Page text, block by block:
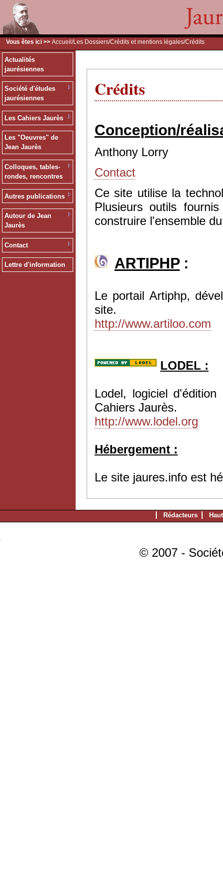
Vous êtes ici >> Accueil /Les Dossiers/Crédits et mentions légales/Crédits
Actualités
jaurésiennes
Société d'études
jaurésiennes
Les Cahiers Jaurès
Les "Oeuvres" de
Jean Jaurès
Colloques, tables-
rondes, rencontres
Autres publications
Autour de Jean
Jaurès
Contact
Lettre d'information
Crédits
Conception/
Anthony Lorry
Contact
Ce site utilise la
Plusieurs outils
construire l'ensemble
ARTIPHP :
Le portail Artiphp,
site.
http://www.artiloo.com
LODEL :
Lodel, logiciel
Cahiers Jaurès.
http://www.lodel.org
Hébergement :
Le site jaures.info est
Rédacteurs
© 2007 -